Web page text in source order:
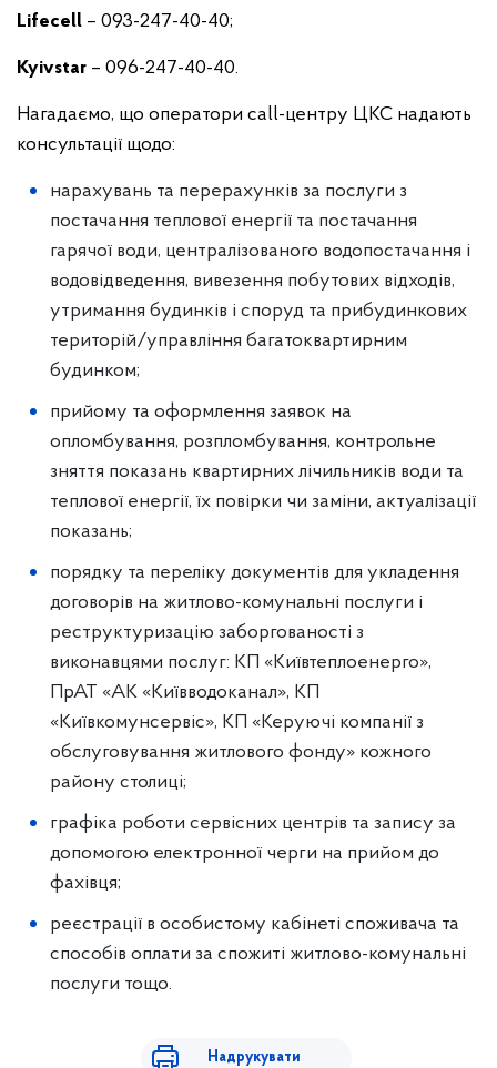
Lifecell – 093-247-40-40;
Kyivstar – 096-247-40-40.
Нагадаємо, що оператори сall-центру ЦКС надають
консультації щодо:
нарахувань та перерахунків за послуги з
постачання теплової енергії та постачання
гарячої води, централізованого водопостачання і
водовідведення, вивезення побутових відходів,
утримання будинків і споруд та прибудинкових
територій/управління багатоквартирним
будинком;
прийому та оформлення заявок на
опломбування, розпломбування, контрольне
зняття показань квартирних лічильників води та
теплової енергії, їх повірки чи заміни, актуалізації
показань;
порядку та переліку документів для укладення
договорів на житлово-комунальні послуги і
реструктуризацію заборгованості з
виконавцями послуг: КП «Київтеплоенерго»,
ПрАТ «АК «Київводоканал», КП
«Київкомунсервіс», КП «Керуючі компанії з
обслуговування житлового фонду» кожного
району столиці;
графіка роботи сервісних центрів та запису за
допомогою електронної черги на прийом до
фахівця;
реєстрації в особистому кабінеті споживача та
способів оплати за спожиті житлово-комунальні
послуги тощо.
Надрукувати